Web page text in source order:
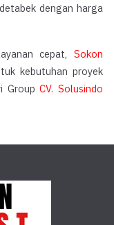
dengan harga
cepat, Sokon
kebutuhan proyek
GroupCV. Solusindo